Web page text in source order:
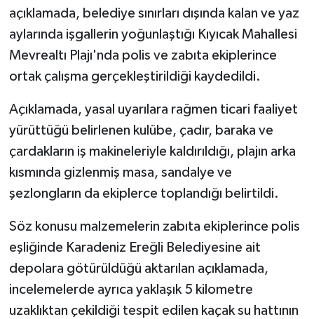
açıklamada, belediye sınırları dışında kalan ve yaz
aylarında işgallerin yoğunlaştığı Kıyıcak Mahallesi
Mevrealtı Plajı'nda polis ve zabıta ekiplerince
ortak çalışma gerçekleştirildiği kaydedildi.
Açıklamada, yasal uyarılara rağmen ticari faaliyet
yürüttüğü belirlenen kulübe, çadır, baraka ve
çardakların iş makineleriyle kaldırıldığı, plajın arka
kısmında gizlenmiş masa, sandalye ve
şezlongların da ekiplerce toplandığı belirtildi.
Söz konusu malzemelerin zabıta ekiplerince polis
eşliğinde Karadeniz Ereğli Belediyesine ait
depolara götürüldüğü aktarılan açıklamada,
incelemelerde ayrıca yaklaşık 5 kilometre
uzaklıktan çekildiği tespit edilen kaçak su hattının